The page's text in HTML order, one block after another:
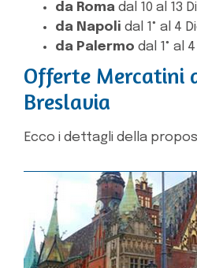
da Roma dal 10 al 13
da Napoli dal 1° al 4
da Palermo dal 1° al
Offerte Mercatini
Breslavia
Ecco i dettagli della